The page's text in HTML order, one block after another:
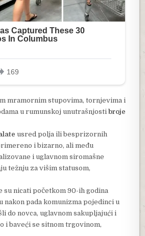
mramornim stupovima, tornjevima i
u rumunskoj unutrašnjostibroje
usred polja ili besprizornih
i bizarno, ali među
i uglavnom siromašne
težnju za višim statusom,
su nicati početkom 90-ih godina
nakon pada komunizma pojedinci u
do novca, uglavnom sakupljajući i
i baveći se sitnom trgovinom,